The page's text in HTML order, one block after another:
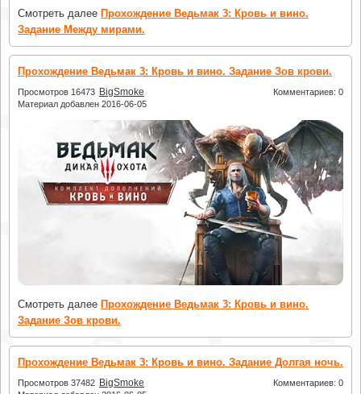
Смотреть далее Прохождение Ведьмак 3: Кровь и вино.
Задание Между мирами.
Прохождение Ведьмак 3: Кровь и вино. Задание Зов крови.
Просмотров 16473 BigSmoke
Материал добавлен 2016-06-05
Комментариев: 0
Смотреть далее Прохождение Ведьмак 3: Кровь и вино.
Задание Зов крови.
Прохождение Ведьмак 3: Кровь и вино. Задание Долгая ночь.
Просмотров 37482 BigSmoke Комментариев: 0